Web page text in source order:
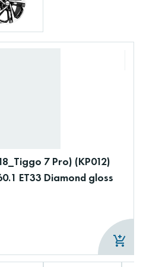
7 Pro) (КР012)
ET33 Diamond gloss